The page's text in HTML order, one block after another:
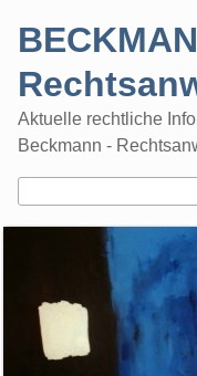
Aktuelle rechtliche
Beckmann -